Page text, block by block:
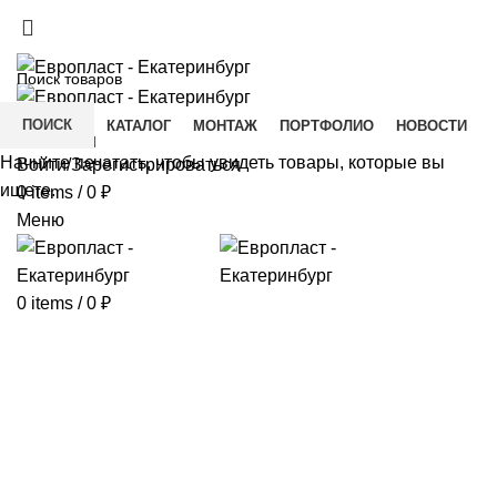
ГЛАВНАЯ КАТАЛОГ МОНТАЖ ПОРТФОЛИО
НОВОСТИ
КОНТАКТЫ
Войти/Зарегистрироваться
0items / 0 ₽
Меню
0 items / 0 ₽
ПОИСК
Начните печатать, чтобы увидеть товары, которые вы
ищете.